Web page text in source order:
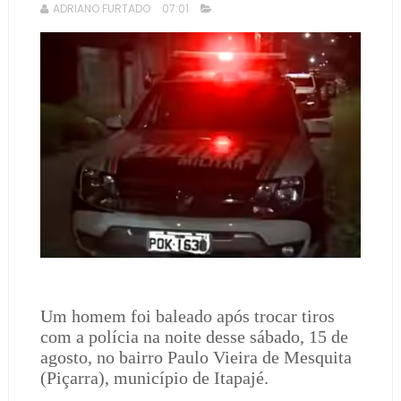
ADRIANO FURTADO 07:01
Um homem foi baleado após trocar tiros
com a polícia na noite desse sábado, 15 de
agosto, no bairro Paulo Vieira de Mesquita
(Piçarra), município de Itapajé.